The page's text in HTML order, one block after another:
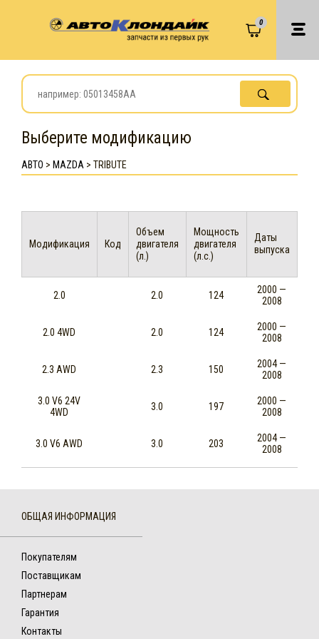
0
Выберите модификацию
АВТО > MAZDA > TRIBUTE
Модификация Код
Объем
двигателя
(л.)
Мощность
двигателя
(л.с.)
Даты
выпуска
2.0 2.0 124
2000 —
2008
2.0 4WD 2.0 124
2000 —
2008
2.3 AWD 2.3 150
2004 —
2008
3.0 V6 24V
4WD
3.0 197
2000 —
2008
3.0 V6 AWD 3.0 203
2004 —
2008
ОБЩАЯ ИНФОРМАЦИЯ
Покупателям
Поставщикам
Партнерам
Гарантия
Контакты